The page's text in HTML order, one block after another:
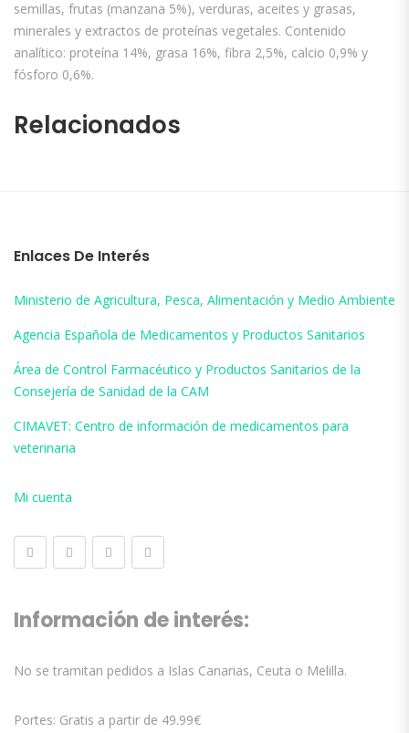
semillas, frutas (manzana 5%), verduras, aceites y grasas,
minerales y extractos de proteínas vegetales. Contenido
analítico: proteína 14%, grasa 16%, fibra 2,5%, calcio 0,9% y
fósforo 0,6%.
Relacionados
Enlaces De Interés
Ministerio de Agricultura, Pesca, Alimentación y Medio Ambiente
Agencia Española de Medicamentos y Productos Sanitarios
Área de Control Farmacéutico y Productos Sanitarios de la
Consejería de Sanidad de la CAM
CIMAVET: Centro de información de medicamentos para
veterinaria
Mi cuenta
Información de interés:
No se tramitan pedidos a Islas Canarias, Ceuta o Melilla.
Portes: Gratis a partir de 49.99€